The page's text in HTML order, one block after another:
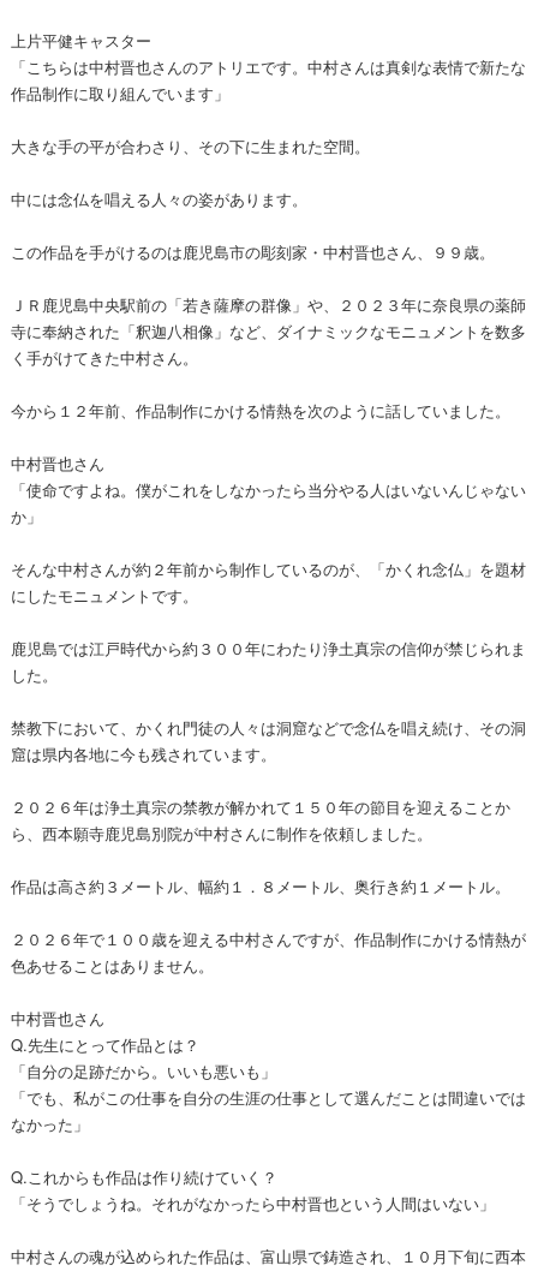
上片平健キャスター
「こちらは中村晋也さんのアトリエです。中村さんは真剣な表情で新たな
作品制作に取り組んでいます」
大きな手の平が合わさり、その下に生まれた空間。
中には念仏を唱える人々の姿があります。
この作品を手がけるのは鹿児島市の彫刻家・中村晋也さん、９９歳。
ＪＲ鹿児島中央駅前の「若き薩摩の群像」や、２０２３年に奈良県の薬師
寺に奉納された「釈迦八相像」など、ダイナミックなモニュメントを数多
く手がけてきた中村さん。
今から１２年前、作品制作にかける情熱を次のように話していました。
中村晋也さん
「使命ですよね。僕がこれをしなかったら当分やる人はいないんじゃない
か」
そんな中村さんが約２年前から制作しているのが、「かくれ念仏」を題材
にしたモニュメントです。
鹿児島では江戸時代から約３００年にわたり浄土真宗の信仰が禁じられま
した。
禁教下において、かくれ門徒の人々は洞窟などで念仏を唱え続け、その洞
窟は県内各地に今も残されています。
２０２６年は浄土真宗の禁教が解かれて１５０年の節目を迎えることか
ら、西本願寺鹿児島別院が中村さんに制作を依頼しました。
作品は高さ約３メートル、幅約１．８メートル、奥行き約１メートル。
２０２６年で１００歳を迎える中村さんですが、作品制作にかける情熱が
色あせることはありません。
中村晋也さん
Q.先生にとって作品とは？
「自分の足跡だから。いいも悪いも」
「でも、私がこの仕事を自分の生涯の仕事として選んだことは間違いでは
なかった」
Q.これからも作品は作り続けていく？
「そうでしょうね。それがなかったら中村晋也という人間はいない」
中村さんの魂が込められた作品は、富山県で鋳造され、１０月下旬に西本